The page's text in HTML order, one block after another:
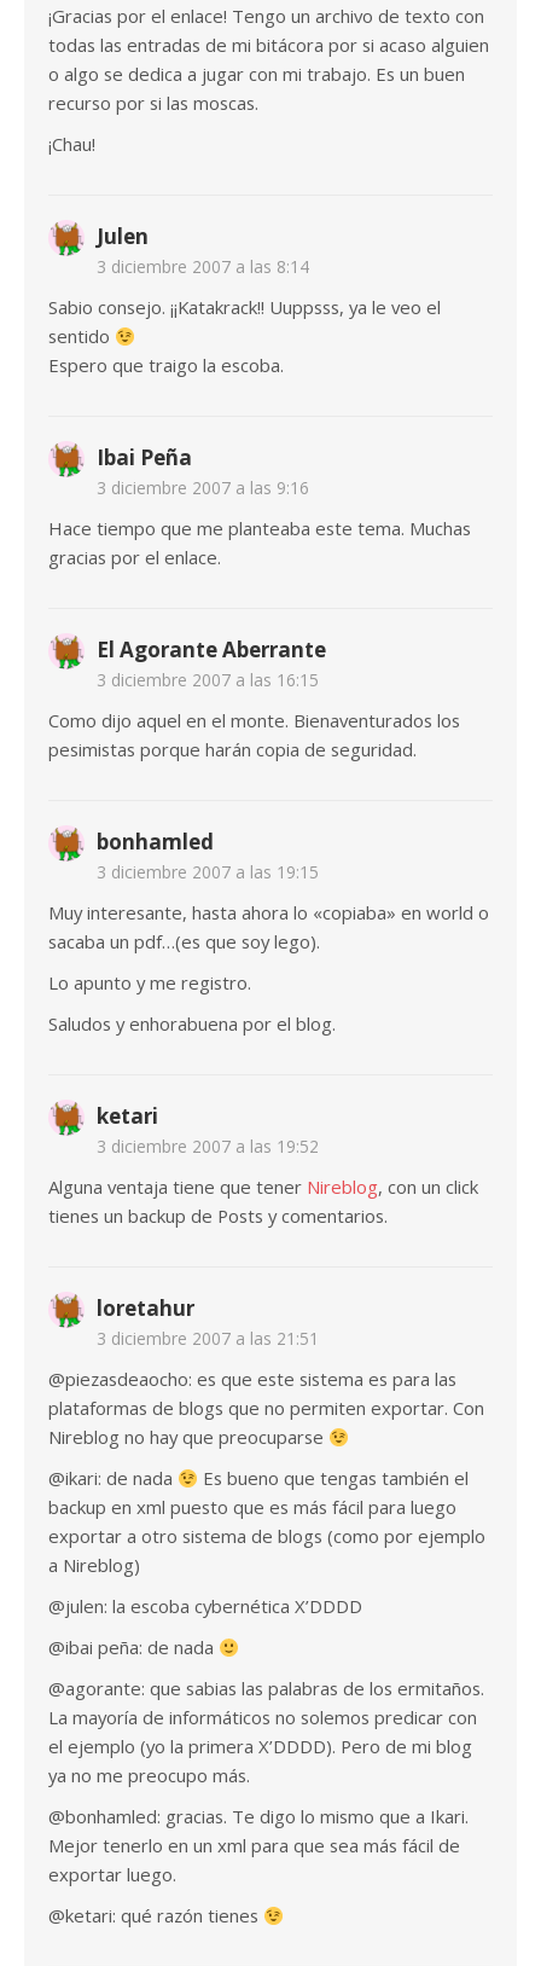
¡Gracias por el enlace! Tengo un archivo de texto con
todas las entradas de mi bitácora por si acaso alguien
o algo se dedica a jugar con mi trabajo. Es un buen
recurso por si las moscas.
¡Chau!
Julen
3 diciembre 2007 a las 8:14
Sabio consejo. ¡¡Katakrack!! Uuppsss, ya le veo el
sentido
Espero que traigo la escoba.
Ibai Peña
3 diciembre 2007 a las 9:16
Hace tiempo que me planteaba este tema. Muchas
gracias por el enlace.
El Agorante Aberrante
3 diciembre 2007 a las 16:15
Como dijo aquel en el monte. Bienaventurados los
pesimistas porque harán copia de seguridad.
bonhamled
3 diciembre 2007 a las 19:15
Muy interesante, hasta ahora lo «copiaba» en world o
sacaba un pdf…(es que soy lego).
Lo apunto y me registro.
Saludos y enhorabuena por el blog.
ketari
3 diciembre 2007 a las 19:52
Alguna ventaja tiene que tener Nireblog, con un click
tienes un backup de Posts y comentarios.
loretahur
3 diciembre 2007 a las 21:51
@piezasdeaocho: es que este sistema es para las
plataformas de blogs que no permiten exportar. Con
Nireblog no hay que preocuparse
@ikari: de nada
Es bueno que tengas también el
backup en xml puesto que es más fácil para luego
exportar a otro sistema de blogs (como por ejemplo
a Nireblog)
@julen: la escoba cybernética X’DDDD
@ibai peña: de nada
@agorante: que sabias las palabras de los ermitaños.
La mayoría de informáticos no solemos predicar con
el ejemplo (yo la primera X’DDDD). Pero de mi blog
ya no me preocupo más.
@bonhamled: gracias. Te digo lo mismo que a Ikari.
Mejor tenerlo en un xml para que sea más fácil de
exportar luego.
@ketari: qué razón tienes